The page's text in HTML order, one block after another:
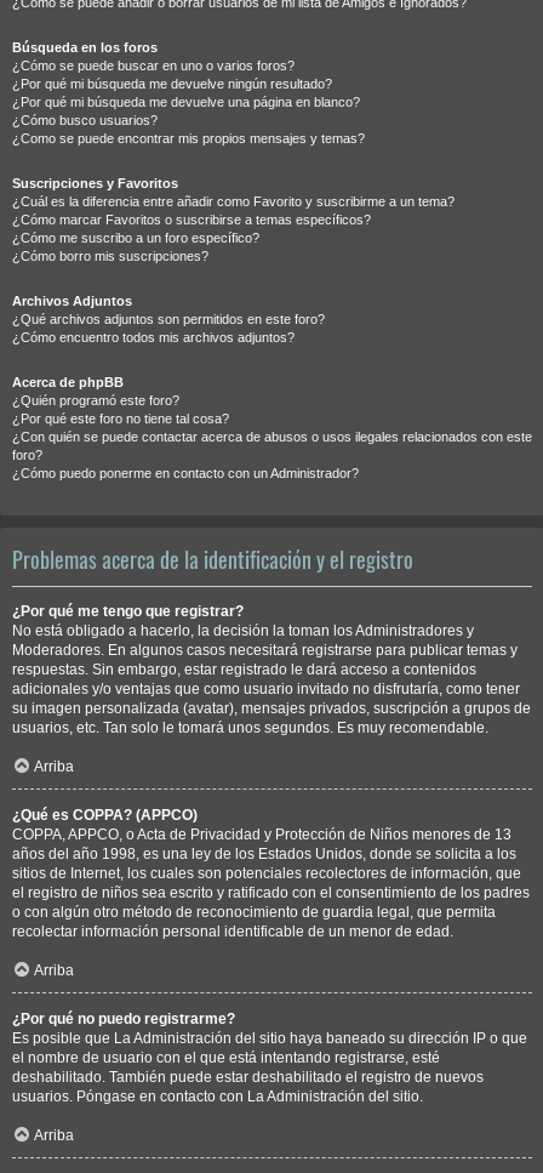
Búsqueda en los foros
¿Cómo se puede buscar en uno o varios foros?
¿Por qué mi búsqueda me devuelve ningún resultado?
¿Por qué mi búsqueda me devuelve una página en blanco?
¿Cómo busco usuarios?
¿Como se puede encontrar mis propios mensajes y temas?
Suscripciones y Favoritos
¿Cuál es la diferencia entre añadir como Favorito y suscribirme a un tema?
¿Cómo marcar Favoritos o suscribirse a temas específicos?
¿Cómo me suscribo a un foro específico?
¿Cómo borro mis suscripciones?
Archivos Adjuntos
¿Qué archivos adjuntos son permitidos en este foro?
¿Cómo encuentro todos mis archivos adjuntos?
Acerca de phpBB
¿Quién programó este foro?
¿Por qué este foro no tiene tal cosa?
¿Con quién se puede contactar acerca de abusos o usos ilegales relacionados con este
foro?
¿Cómo puedo ponerme en contacto con un Administrador?
Problemas acerca de la identificación y el registro
¿Por qué me tengo que registrar?
No está obligado a hacerlo, la decisión la toman los Administradores y
Moderadores. En algunos casos necesitará registrarse para publicar temas y
respuestas. Sin embargo, estar registrado le dará acceso a contenidos
adicionales y/o ventajas que como usuario invitado no disfrutaría, como tener
su imagen personalizada (avatar), mensajes privados, suscripción a grupos de
usuarios, etc. Tan solo le tomará unos segundos. Es muy recomendable.
Arriba
¿Qué es COPPA? (APPCO)
COPPA, APPCO, o Acta de Privacidad y Protección de Niños menores de 13
años del año 1998, es una ley de los Estados Unidos, donde se solicita a los
sitios de Internet, los cuales son potenciales recolectores de información, que
el registro de niños sea escrito y ratificado con el consentimiento de los padres
o con algún otro método de reconocimiento de guardia legal, que permita
recolectar información personal identificable de un menor de edad.
Arriba
¿Por qué no puedo registrarme?
Es posible que La Administración del sitio haya baneado su dirección IP o que
el nombre de usuario con el que está intentando registrarse, esté
deshabilitado. También puede estar deshabilitado el registro de nuevos
usuarios. Póngase en contacto con La Administración del sitio.
Arriba